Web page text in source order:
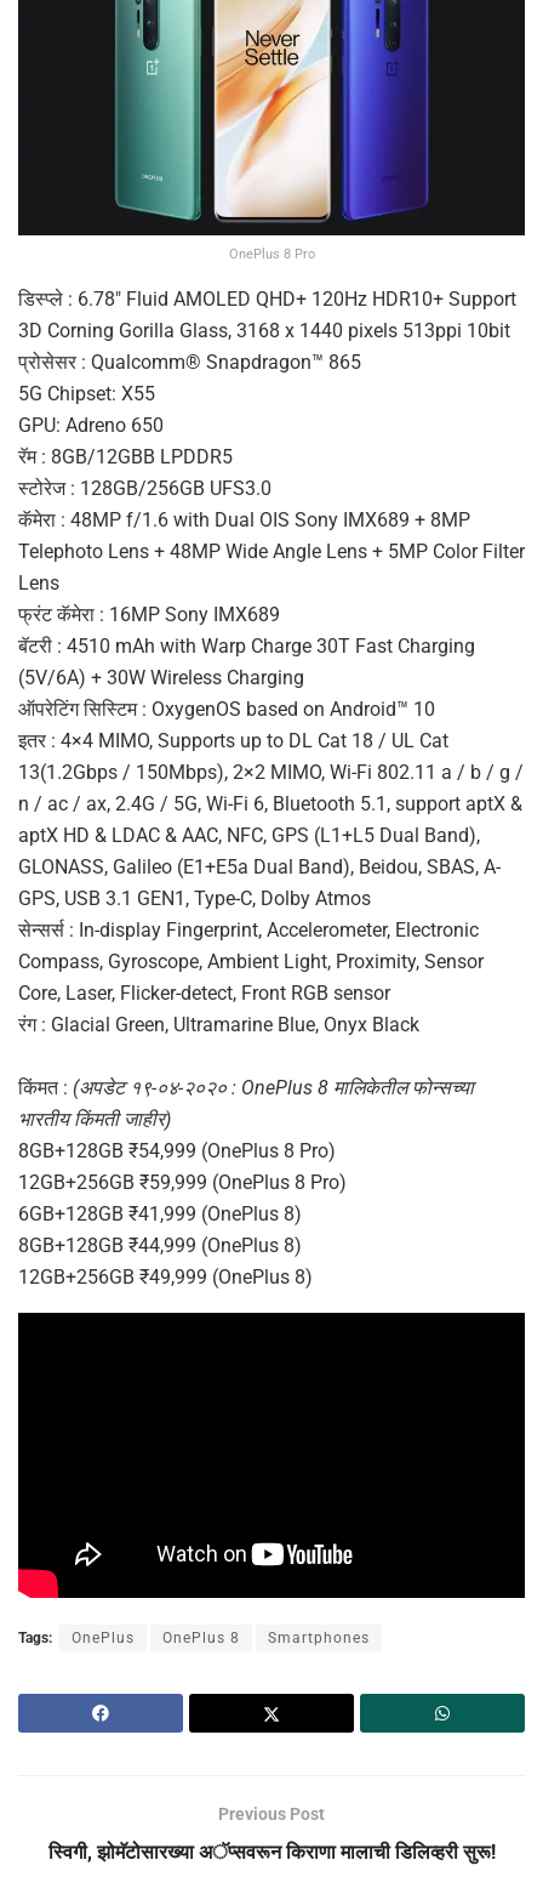
OnePlus 8 Pro
डिस्प्ले : 6.78″ Fluid AMOLED QHD+ 120Hz HDR10+ Support
3D Corning Gorilla Glass, 3168 x 1440 pixels 513ppi 10bit
प्रोसेसर : Qualcomm® Snapdragon™ 865
5G Chipset: X55
GPU: Adreno 650
रॅम : 8GB/12GBB LPDDR5
स्टोरेज : 128GB/256GB UFS3.0
कॅमेरा : 48MP f/1.6 with Dual OIS Sony IMX689 + 8MP
Telephoto Lens + 48MP Wide Angle Lens + 5MP Color Filter
Lens
फ्रंट कॅमेरा : 16MP Sony IMX689
बॅटरी : 4510 mAh with Warp Charge 30T Fast Charging
(5V/6A) + 30W Wireless Charging
ऑपरेटिंग सिस्टिम : OxygenOS based on Android™ 10
इतर : 4×4 MIMO, Supports up to DL Cat 18 / UL Cat
13(1.2Gbps / 150Mbps), 2×2 MIMO, Wi-Fi 802.11 a / b / g /
n / ac / ax, 2.4G / 5G, Wi-Fi 6, Bluetooth 5.1, support aptX &
aptX HD & LDAC & AAC, NFC, GPS (L1+L5 Dual Band),
GLONASS, Galileo (E1+E5a Dual Band), Beidou, SBAS, A-
GPS, USB 3.1 GEN1, Type-C, Dolby Atmos
सेन्सर्स : In-display Fingerprint, Accelerometer, Electronic
Compass, Gyroscope, Ambient Light, Proximity, Sensor
Core, Laser, Flicker-detect, Front RGB sensor
रंग : Glacial Green, Ultramarine Blue, Onyx Black
किंमत : (अपडेट १९-०४-२०२० : OnePlus 8 मालिकेतील फोन्सच्या
भारतीय किंमती जाहीर)
8GB+128GB ₹54,999 (OnePlus 8 Pro)
12GB+256GB ₹59,999 (OnePlus 8 Pro)
6GB+128GB ₹41,999 (OnePlus 8)
8GB+128GB ₹44,999 (OnePlus 8)
12GB+256GB ₹49,999 (OnePlus 8)
Tags: OnePlus OnePlus 8 Smartphones
Previous Post
स्विगी, झोमॅटोसारख्या अॅप्सवरून किराणा मालाची डिलिव्हरी सुरू!